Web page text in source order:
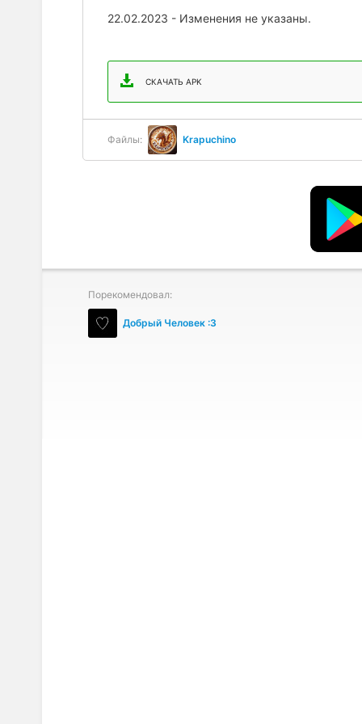
22.02.2023 - Изменения не указаны.
СКАЧАТЬ APK
Файлы: Krapuchino
Порекомендовал:
Добрый Человек :3